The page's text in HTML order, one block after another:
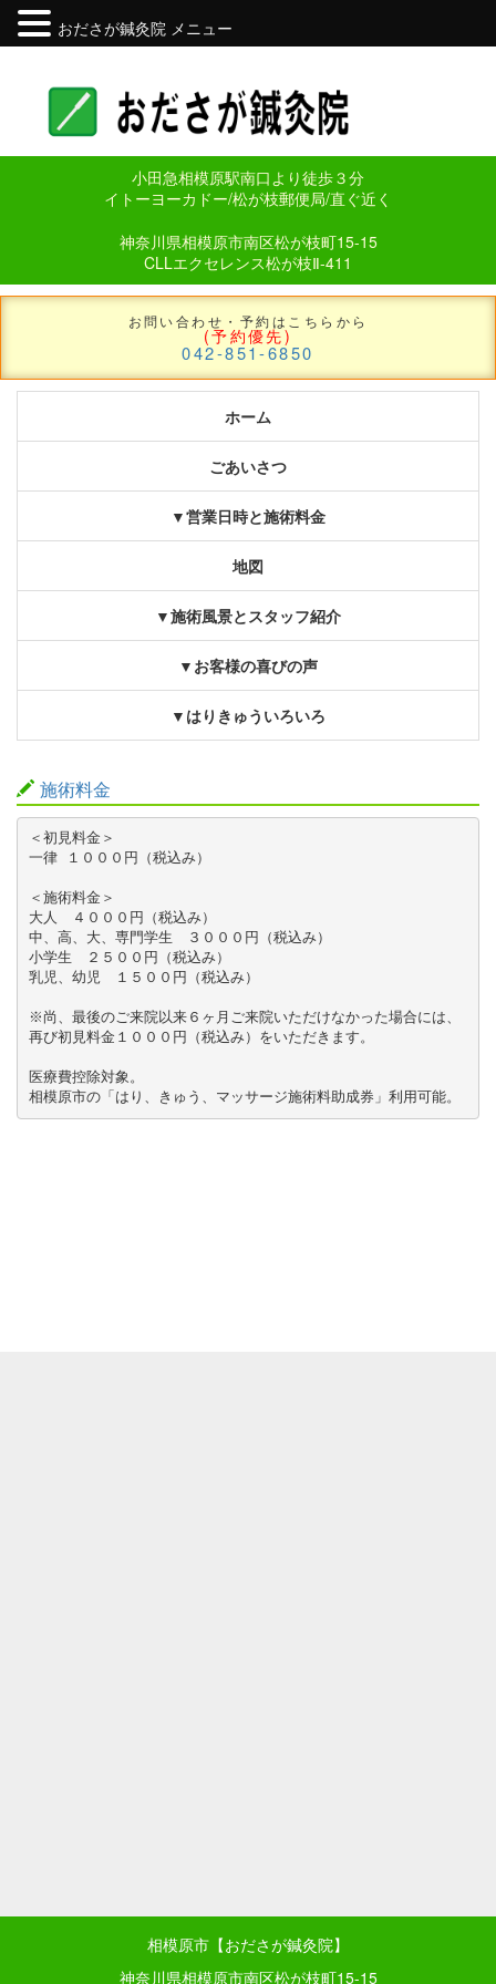
小田急相模原駅南口より徒歩３分
イトーヨーカドー/松が枝郵便局/直ぐ近く
神奈川県相模原市南区松が枝町15-15
CLLエクセレンス松が枝Ⅱ-411
お問い合わせ・予約はこちらから
(予約優先)
042-851-6850
ホーム
ごあいさつ
▼営業日時と施術料金
地図
▼施術風景とスタッフ紹介
▼お客様の喜びの声
▼はりきゅういろいろ
施術料金
＜初見料金＞
一律 １０００円（税込み）
＜施術料金＞
大人　４０００円（税込み）
中、高、大、専門学生　３０００円（税込み）
小学生　２５００円（税込み）
乳児、幼児　１５００円（税込み）
※尚、最後のご来院以来６ヶ月ご来院いただけなかった場合には、
再び初見料金１０００円（税込み）をいただきます。
医療費控除対象。
相模原市の「はり、きゅう、マッサージ施術料助成券」利用可能。
相模原市【おださが鍼灸院】
神奈川県相模原市南区松が枝町15-15
おださが鍼灸院 メニュー